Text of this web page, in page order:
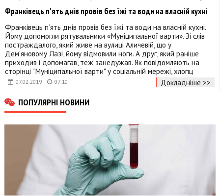
07.02.2019 07:10
Франківець п'ять днів провів без їжі та води на власній кухні
Франківець п’ять днів провів без їжі та води на власній кухні.
Йому допомогли рятувальники «Муніципальної варти». Зі слів
постраждалого, який живе на вулиці Аличевій, що у
Дем’яновому Лазі, йому відмовили ноги. А друг, який раніше
приходив і допомагав, теж занедужав. Як повідомляють на
сторінці "Муніципальної варти" у соціальній мережі, хлопц
Докладніше >>
ПОПУЛЯРНІ НОВИНИ